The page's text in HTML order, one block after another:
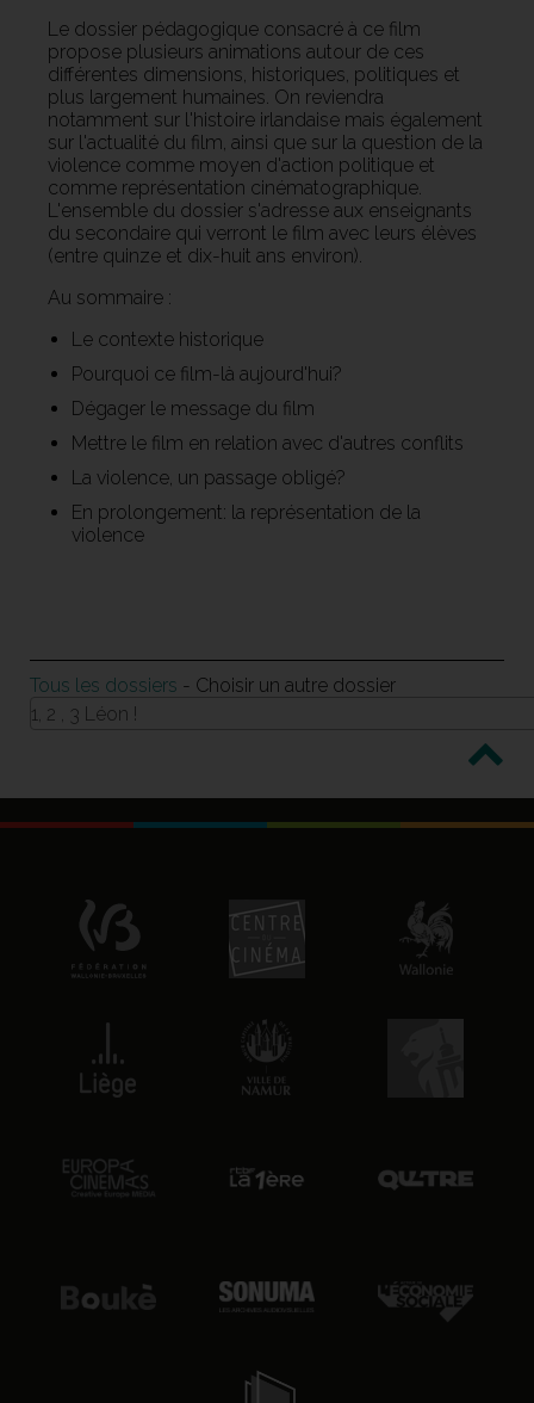
Le dossier pédagogique consacré à ce film
propose plusieurs animations autour de ces
différentes dimensions, historiques, politiques et
plus largement humaines. On reviendra
notamment sur l'histoire irlandaise mais également
sur l'actualité du film, ainsi que sur la question de la
violence comme moyen d'action politique et
comme représentation cinématographique.
L'ensemble du dossier s'adresse aux enseignants
du secondaire qui verront le film avec leurs élèves
(entre quinze et dix-huit ans environ).
Au sommaire :
Le contexte historique
Pourquoi ce film-là aujourd'hui?
Dégager le message du film
Mettre le film en relation avec d'autres conflits
La violence, un passage obligé?
En prolongement: la représentation de la
violence
Tous les dossiers - Choisir un autre dossier
1, 2 , 3 Léon !